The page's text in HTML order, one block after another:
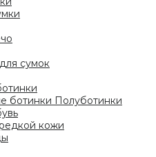
сумок
ботинки Полуботинки
кожи